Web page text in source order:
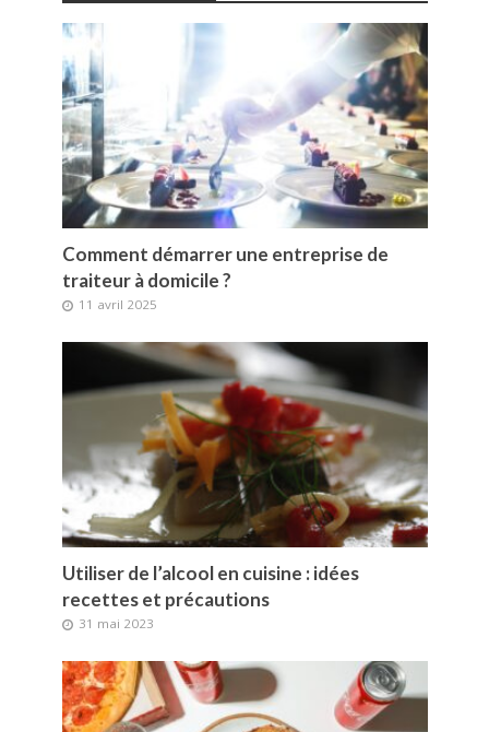
Comment démarrer une entreprise de
traiteur à domicile ?
11 avril 2025
Utiliser de l’alcool en cuisine : idées
recettes et précautions
31 mai 2023